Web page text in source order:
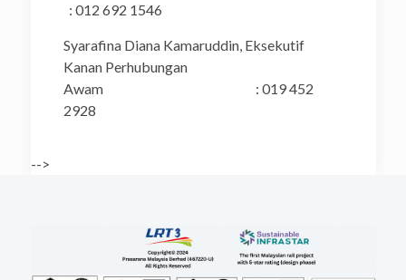
: 012 692 1546
Syarafina Diana Kamaruddin, Eksekutif
Kanan Perhubungan
Awam : 019 452
2928
-->